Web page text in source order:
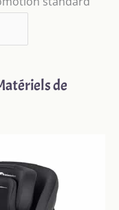
de